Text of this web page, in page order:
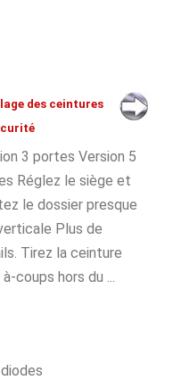
des ceintures
3 portes Version 5
Réglez le siège et
le dossier presque
Plus de
Tirez la ceinture
coups hors du ...